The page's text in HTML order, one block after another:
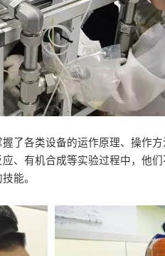
了各类设备的运作原理、操作
、有机合成等实验过程中，他
能。